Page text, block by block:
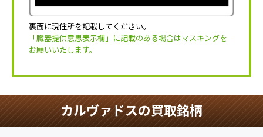
裏面に現住所を記載してください。
「臓器提供意思表示欄」に記載のある場合はマスキングを
お願いいたします。
カルヴァドスの買取銘柄